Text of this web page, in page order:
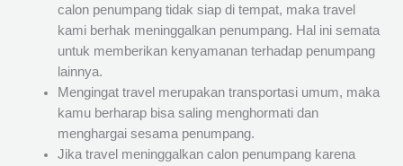
calon penumpang tidak siap di tempat, maka travel
kami berhak meninggalkan penumpang. Hal ini semata
untuk memberikan kenyamanan terhadap penumpang
lainnya.
Mengingat travel merupakan transportasi umum, maka
kamu berharap bisa saling menghormati dan
menghargai sesama penumpang.
Jika travel meninggalkan calon penumpang karena